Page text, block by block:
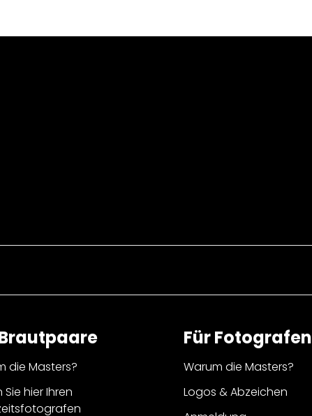
die Masters?
Sie hier Ihren
Für Fotografen
Warum die Masters?
Logos & Abzeichen